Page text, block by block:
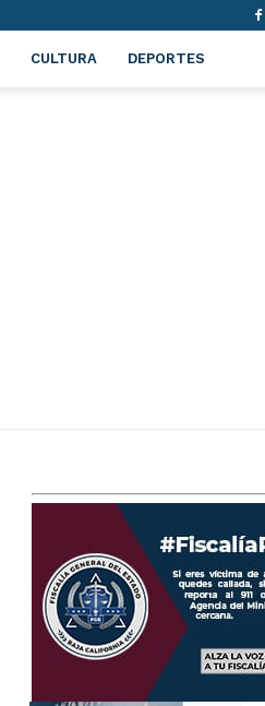
CULTURA DEPORTES